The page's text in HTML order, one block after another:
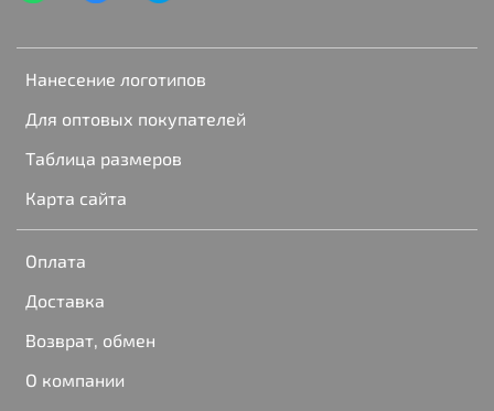
Нанесение логотипов
Для оптовых покупателей
Таблица размеров
Карта сайта
Оплата
Доставка
Возврат, обмен
О компании